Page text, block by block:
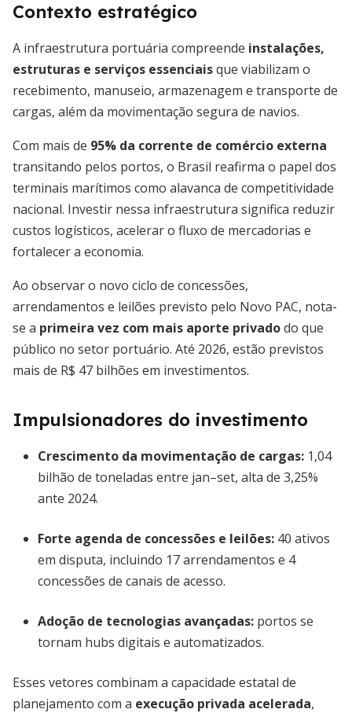
Contexto estratégico
A infraestrutura portuária compreende instalações,
estruturas e serviços essenciaisque viabilizam o
recebimento, manuseio, armazenagem e transporte de
cargas, além da movimentação segura de navios.
Com mais de 95% da corrente de comércio externa
transitando pelos portos, o Brasil reafirma o papel dos
terminais marítimos como alavanca de competitividade
nacional. Investir nessa infraestrutura significa reduzir
custos logísticos, acelerar o fluxo de mercadorias e
fortalecer a economia.
Ao observar o novo ciclo de concessões,
arrendamentos e leilões previsto pelo Novo PAC, nota-
se a primeira vez com mais aporte privadodo que
público no setor portuário. Até 2026, estão previstos
mais de R$ 47 bilhões em investimentos.
Impulsionadores do investimento
Crescimento da movimentação de cargas: 1,04
bilhão de toneladas entre jan–set, alta de 3,25%
ante 2024.
Forte agenda de concessões e leilões: 40 ativos
em disputa, incluindo 17 arrendamentos e 4
concessões de canais de acesso.
Adoção de tecnologias avançadas: portos se
tornam hubs digitais e automatizados.
Esses vetores combinam a capacidade estatal de
planejamento com a execução privada acelerada,